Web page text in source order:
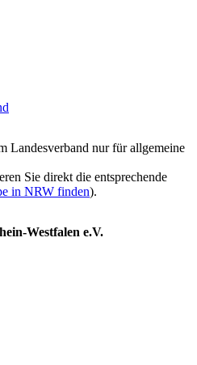
Landesverband nur für allgemeine
Sie direkt die entsprechende
in NRW finden).
Westfalen e.V.